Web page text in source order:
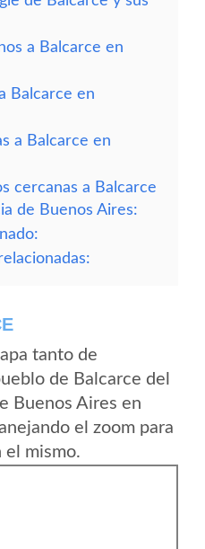
a Balcarce en
Balcarce en
a Balcarce en
cercanas a Balcarce
de Buenos Aires:
tanto de
de Balcarce del
Buenos Aires en
el zoom para
el mismo.